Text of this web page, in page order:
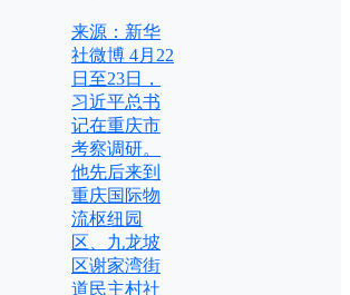
来源：新华
社微博 4月22
日至23日，
习近平总书
记在重庆市
考察调研。
他先后来到
重庆国际物
流枢纽园
区、九龙坡
区谢家湾街
道民主村社